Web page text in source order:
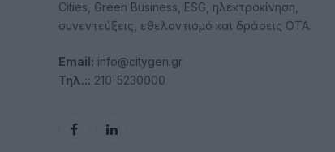
Cities, Green Business, ESG, ηλεκτροκίνηση,
συνεντεύξεις, εθελοντισμό και δράσεις ΟΤΑ.
Email: info@citygen.gr
Τηλ.:: 210-5230000
FacebookLinkedIn